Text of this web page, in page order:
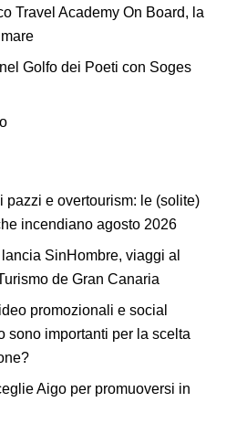
Travel Academy On Board, la
Golfo dei Poeti con Soges
pazzi e overtourism: le (solite)
incendiano agosto 2026
SinHombre, viaggi al
de Gran Canaria
promozionali e social
sono importanti per la scelta
Aigo per promuoversi in